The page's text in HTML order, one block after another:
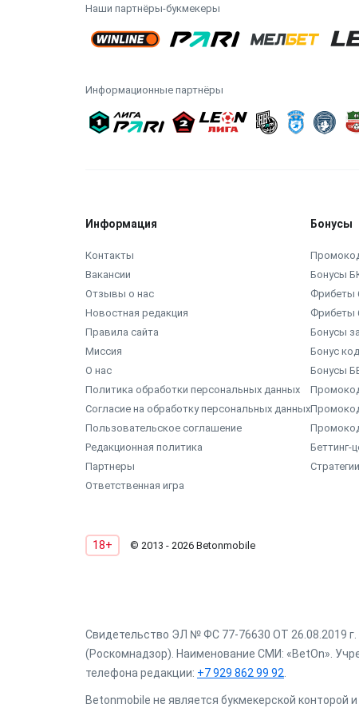
Наши партнёры-букмекеры
Информационные партнёры
Информация
Контакты
Вакансии
Отзывы о нас
Новостная редакция
Правила сайта
Миссия
О нас
Политика обработки персональных данных
Согласие на обработку персональных данных
Пользовательское соглашение
Редакционная политика
Партнеры
Ответственная игра
Бонусы
Бонусы
Фрибеты
Фрибеты
Бонусы
Бонус
Бонусы
Беттинг-
18+ © 2013 - 2026 Betonmobile
Свидетельство ЭЛ № ФС 77-76630 ОТ 26.08.2019
(Роскомнадзор). Наименование СМИ: «BetOn».
телефона редакции: +7 929 862 99 92
Betonmobile не является букмекерской конторой